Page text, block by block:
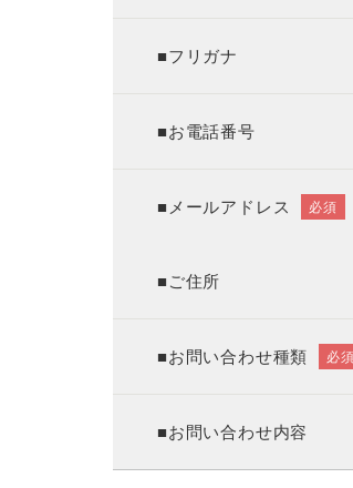
■フリガナ
■お電話番号
■メールアドレス 必須
■ご住所
■お問い合わせ種類 必須
■お問い合わせ内容